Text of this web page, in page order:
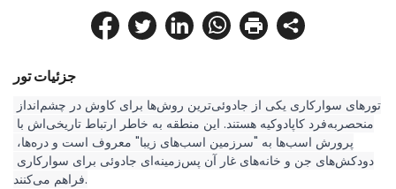
جزئیات تور
فراهم می‌کنند.